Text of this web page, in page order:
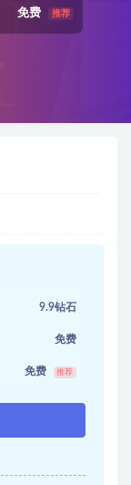
免费 推荐
9.9钻石
免费
免费 推荐